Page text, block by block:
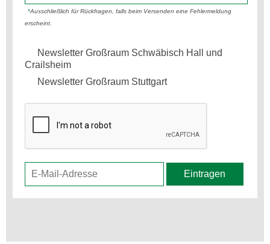
*Ausschließlich für Rückfragen, falls beim Versenden eine Fehlermeldung
erscheint.
Newsletter Großraum Schwäbisch Hall und
Crailsheim
Newsletter Großraum Stuttgart